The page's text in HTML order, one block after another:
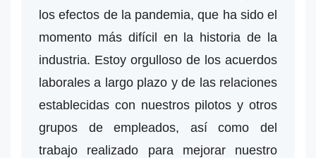
los efectos de la pandemia, que ha sido el
momento más difícil en la historia de la
industria. Estoy orgulloso de los acuerdos
laborales a largo plazo y de las relaciones
establecidas con nuestros pilotos y otros
grupos de empleados, así como del
trabajo realizado para mejorar nuestro